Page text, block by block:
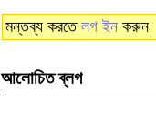
মন্তব্য করতে লগ ইন করুন
আলোচিত ব্লগ